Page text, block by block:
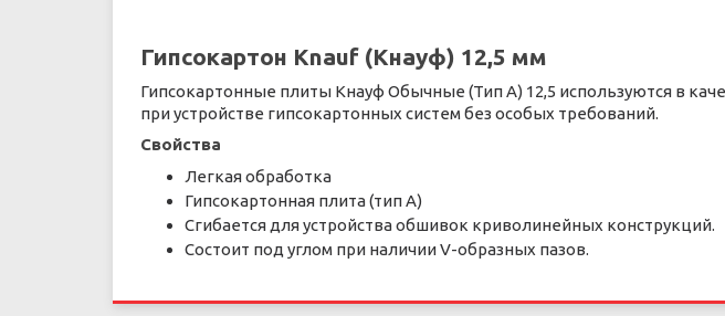
Гипсокартон Knauf (Кнауф) 12,5 мм
Гипсокартонные плиты Кнауф Обычные (Тип A) 12,5 используются в
при устройстве гипсокартонных систем без особых требований.
Свойства
Легкая обработка
Гипсокартонная плита (тип А)
Сгибается для устройства обшивок криволинейных конструкций.
Состоит под углом при наличии V-образных пазов.